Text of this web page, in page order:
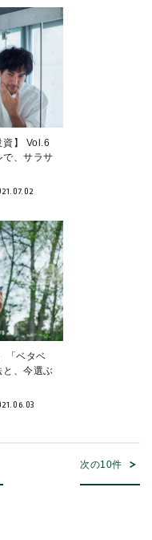
資】 Vol.6
で、サラサ
「ベタベ
と、今選ぶ
次の10件